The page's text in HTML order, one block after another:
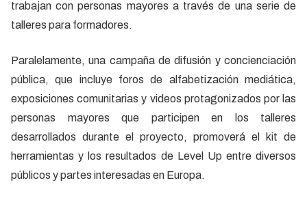
trabajan con personas mayores a través de una serie de
talleres para formadores.
Paralelamente, una campaña de difusión y concienciación
pública, que incluye foros de alfabetización mediática,
exposiciones comunitarias y videos protagonizados por las
personas mayores que participen en los talleres
desarrollados durante el proyecto, promoverá el kit de
herramientas y los resultados de Level Up entre diversos
públicos y partes interesadas en Europa.